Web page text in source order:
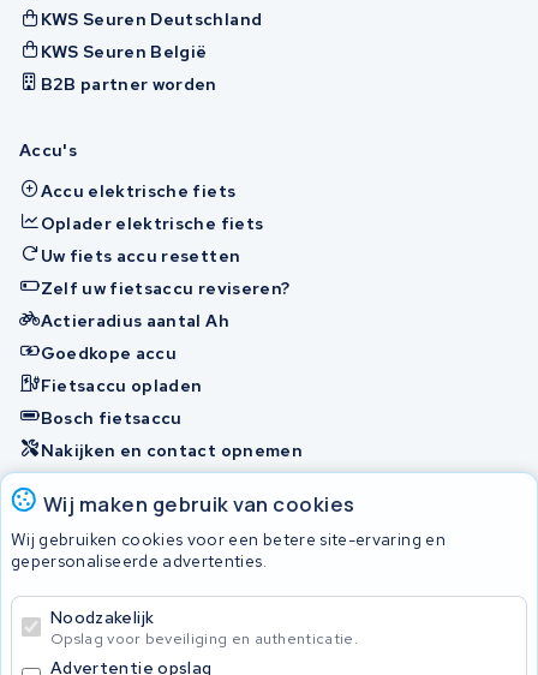
Wij maken gebruik van cookies
Wij gebruiken cookies voor een betere site-ervaring en
gepersonaliseerde advertenties.
Noodzakelijk
Opslag voor beveiliging en authenticatie.
Advertentie opslag
KWS Seuren Deutschland
KWS Seuren België
B2B partner worden
Accu's
Accu elektrische fiets
Oplader elektrische fiets
Uw fiets accu resetten
Zelf uw fietsaccu reviseren?
Actieradius aantal Ah
Goedkope accu
Fietsaccu opladen
Bosch fietsaccu
Nakijken en contact opnemen
Privacybeleid